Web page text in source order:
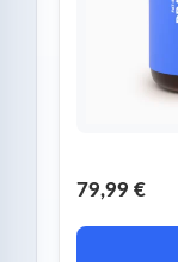
79,99 €